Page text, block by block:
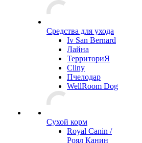
Средства для ухода
Iv San Bernard
Лайна
ТерриториЯ
Cliny
Пчелодар
WellRoom Dog
Сухой корм
Royal Canin /
Роял Канин